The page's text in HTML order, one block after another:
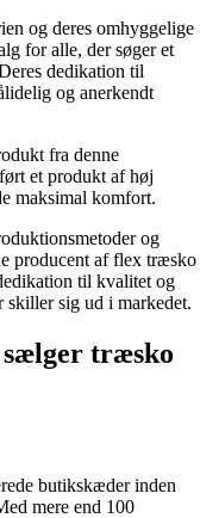
og deres omhyggelige
for alle, der søger et
dedikation til
og anerkendt
fra denne
et produkt af høj
maksimal komfort.
og
producent af flex træsko
til kvalitet og
skiller sig ud i markedet.
træsko
butikskæder inden
mere end 100